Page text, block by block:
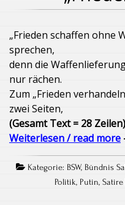
„Frieden schaffen ohne
sprechen,
denn die
nur rächen.
Zum „Frieden
zwei Seiten,
(Gesamt Text = 28 Zeilen)
Weiterlesen / read more
Kategorie: BSW, Bündnis
Politik, Putin, Satire